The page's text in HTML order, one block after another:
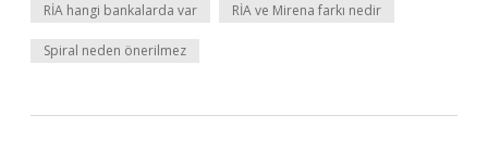
RİA hangi bankalarda var RİA ve Mirena farkı nedir
Spiral neden önerilmez